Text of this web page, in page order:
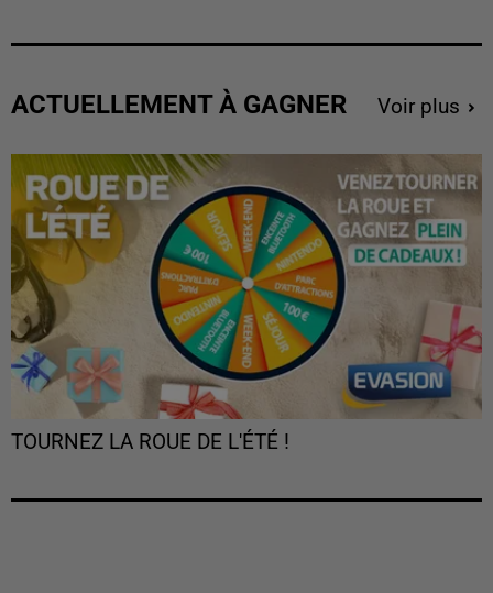
ACTUELLEMENT À GAGNER Voir plus
TOURNEZ LA ROUE DE L'ÉTÉ !